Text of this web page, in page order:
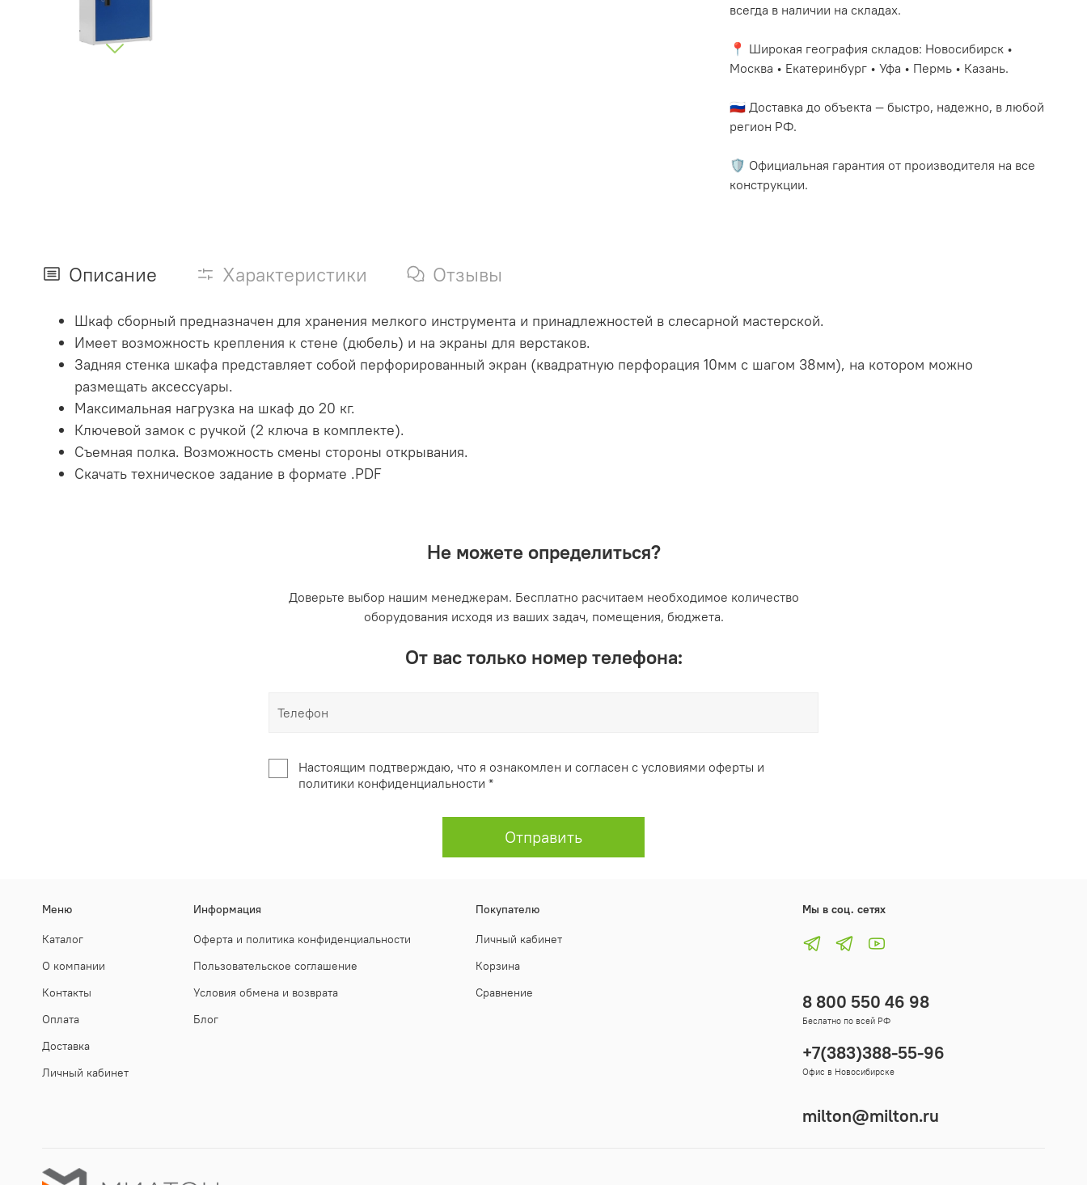
всегда в наличии на складах.
📍 Широкая география складов: Новосибирск •
Москва • Екатеринбург • Уфа • Пермь • Казань.
🇷🇺 Доставка до объекта — быстро, надежно, в любой
регион РФ.
🛡️ Официальная гарантия от производителя на все
конструкции.
Описание Характеристики Отзывы
Шкаф сборный предназначен для хранения мелкого инструмента и принадлежностей в слесарной мастерской.
Имеет возможность крепления к стене (дюбель) и на экраны для верстаков.
Задняя стенка шкафа представляет собой перфорированный экран (квадратную перфорация 10мм с шагом 38мм), на котором можно
размещать аксессуары.
Максимальная нагрузка на шкаф до 20 кг.
Ключевой замок с ручкой (2 ключа в комплекте).
Съемная полка. Возможность смены стороны открывания.
Скачать техническое задание в формате .PDF
Не можете определиться?
Доверьте выбор нашим менеджерам. Бесплатно расчитаем необходимое количество
оборудования исходя из ваших задач, помещения, бюджета.
От вас только номер телефона:
Настоящим подтверждаю, что я ознакомлен и согласен с условиями оферты и
политики конфиденциальности *
Отправить
Меню
Каталог
О компании
Контакты
Оплата
Доставка
Личный кабинет
Информация
Оферта и политика конфиденциальности
Пользовательское соглашение
Условия обмена и возврата
Блог
Покупателю
Личный кабинет
Корзина
Сравнение
Мы в соц. сетях
8 800 550 46 98
Беслатно по всей РФ
+7(383)388-55-96
Офис в Новосибирске
milton@milton.ru